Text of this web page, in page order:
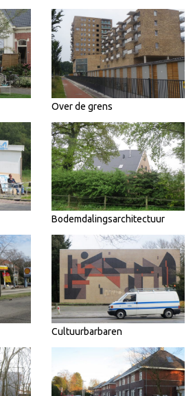
Over de grens
Bodemdalingsarchitectuur
Cultuurbarbaren